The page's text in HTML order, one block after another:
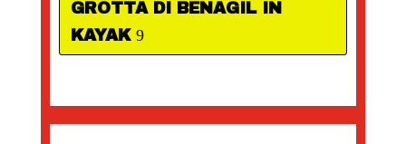
GROTTA DI BENAGIL IN
KAYAK